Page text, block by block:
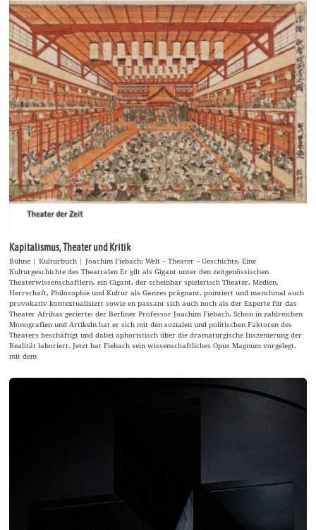
Kapitalismus, Theater und Kritik
Bühne | Kulturbuch | Joachim Fiebach: Welt – Theater – Geschichte. Eine
Kulturgeschichte des Theatralen Er gilt als Gigant unter den zeitgenössischen
Theaterwissenschaftlern, ein Gigant, der scheinbar spielerisch Theater, Medien,
Herrschaft, Philosophie und Kultur als Ganzes prägnant, pointiert und manchmal auch
provokativ kontextualisiert sowie en passant sich auch noch als der Experte für das
Theater Afrikas gerierte: der Berliner Professor Joachim Fiebach. Schon in zahlreichen
Monografien und Artikeln hat er sich mit den sozialen und politischen Faktoren des
Theaters beschäftigt und dabei aphoristisch über die dramaturgische Inszenierung der
Realität laboriert. Jetzt hat Fiebach sein wissenschaftliches Opus Magnum vorgelegt,
mit dem